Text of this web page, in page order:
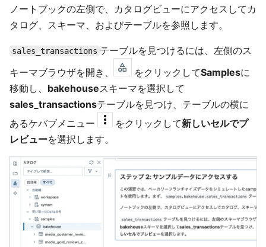
ノートブックの左側で、カタログビューにアクセスしてカ
タログ、スキーマ、およびテーブルを参照します。
sales_transactions テーブルを見つけるには、左側のス
キーマブラウザを開き、
をクリックしてSamplesに
移動し、 bakehouseスキーマを選択して
sales_transactionsテーブルを見つけ、テーブルの横に
あるケバブメニュー
をクリックして新しいセルでプ
レビューを選択します。